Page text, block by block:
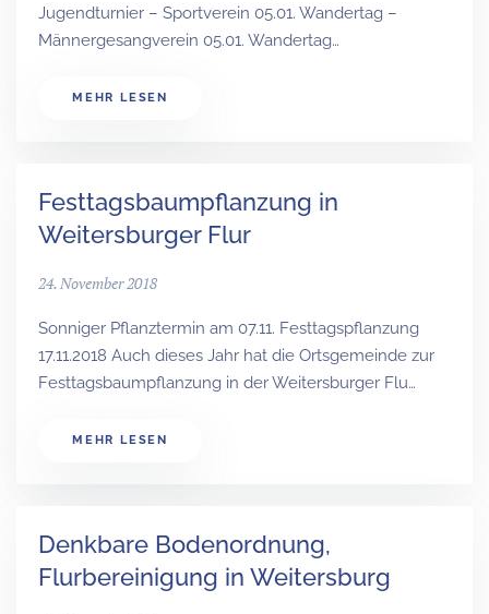
Jugendturnier – Sportverein 05.01. Wandertag –
Männergesangverein 05.01. Wandertag…
MEHR LESEN
Festtagsbaumpflanzung in
Weitersburger Flur
24. November 2018
Sonniger Pflanztermin am 07.11. Festtagspflanzung
17.11.2018 Auch dieses Jahr hat die Ortsgemeinde zur
Festtagsbaumpflanzung in der Weitersburger Flu…
MEHR LESEN
Denkbare Bodenordnung,
Flurbereinigung in Weitersburg